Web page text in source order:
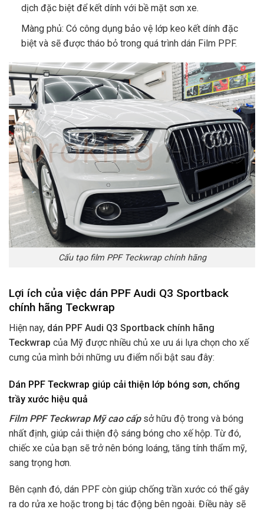
dịch đặc biệt để kết dính với bề mặt sơn xe.
Màng phủ: Có công dụng bảo vệ lớp keo kết dính đặc
biệt và sẽ được tháo bỏ trong quá trình dán Film PPF.
Cấu tạo film PPF Teckwrap chính hãng
Lợi ích của việc dán PPF Audi Q3 Sportback
chính hãng Teckwrap
Hiện nay, dán PPF Audi Q3 Sportback chính hãng
Teckwrap của Mỹ được nhiều chủ xe ưu ái lựa chọn cho xế
cưng của mình bởi những ưu điểm nổi bật sau đây:
Dán PPF Teckwrap giúp cải thiện lớp bóng sơn, chống
trầy xước hiệu quả
Film PPF Teckwrap Mỹ cao cấpsở hữu độ trong và bóng
nhất định, giúp cải thiện độ sáng bóng cho xế hộp. Từ đó,
chiếc xe của bạn sẽ trở nên bóng loáng, tăng tính thẩm mỹ,
sang trọng hơn.
Bên cạnh đó, dán PPF còn giúp chống trần xước có thể gây
ra do rửa xe hoặc trong bị tác động bên ngoài. Điều này sẽ